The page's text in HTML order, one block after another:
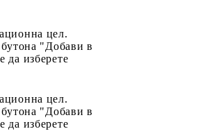
цел.
"Добави в
да изберете
цел.
"Добави в
да изберете